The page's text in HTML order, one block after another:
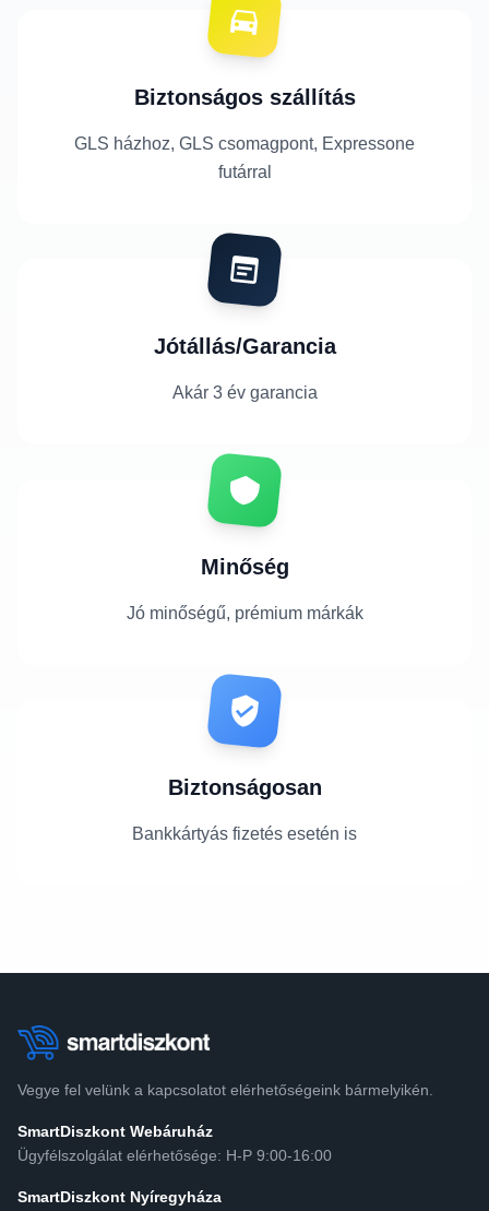
Biztonságos szállítás
GLS házhoz, GLS csomagpont, Expressone
futárral
Jótállás/Garancia
Akár 3 év garancia
Minőség
Jó minőségű, prémium márkák
Biztonságosan
Bankkártyás fizetés esetén is
Vegye fel velünk a kapcsolatot elérhetőségeink bármelyikén.
SmartDiszkont Webáruház
Ügyfélszolgálat elérhetősége: H-P 9:00-16:00
SmartDiszkont Nyíregyháza